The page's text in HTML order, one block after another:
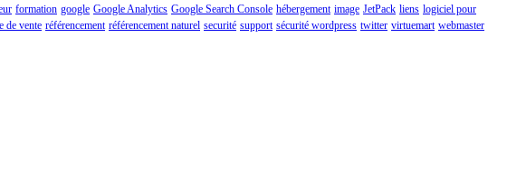
formation google Google Analytics Google Search Console hébergement image JetPack liens logiciel pour
de vente référencement référencement naturel securité support sécurité wordpress twitter virtuemart webmaster